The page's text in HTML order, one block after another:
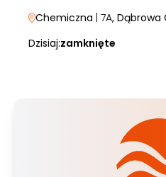
Chemiczna | 7A, Dąbrowa
Dzisiaj:zamknięte